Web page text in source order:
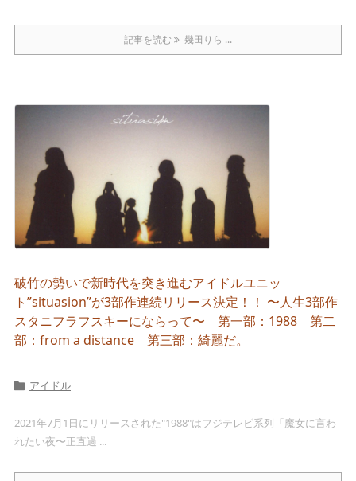
記事を読む 幾田りら ...
破竹の勢いで新時代を突き進むアイドルユニッ
ト”situasion”が3部作連続リリース決定！！ 〜人生3部作
スタニフラフスキーにならって〜 第一部：1988 第二
部：from a distance 第三部：綺麗だ。
 アイドル
2021年7月1日にリリースされた"1988"はフジテレビ系列「魔女に言わ
れたい夜〜正直過 ...